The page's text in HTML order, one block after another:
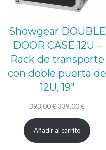
Showgear DOUBLE
DOOR CASE 12U –
Rack de transporte
con doble puerta de
12U, 19″
393,00€ El
precio
original
339,00€
precio
actual
Añadir al carrito